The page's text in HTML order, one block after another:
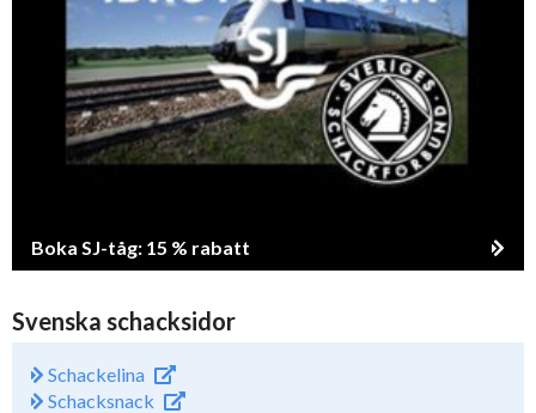
Boka SJ-tåg: 15 % rabatt
Svenska schacksidor
Schackelina
Schacksnack